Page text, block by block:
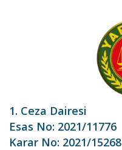
1. Ceza Dairesi
Esas No: 2021/11776
Karar No: 2021/15268